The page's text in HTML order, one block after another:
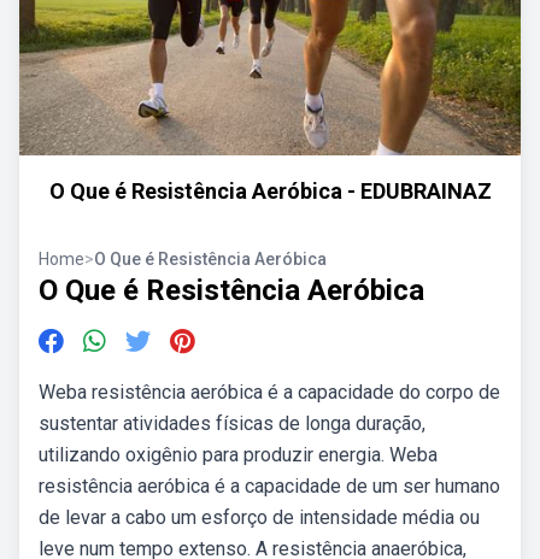
O Que é Resistência Aeróbica - EDUBRAINAZ
Home>O Que é Resistência Aeróbica
O Que é Resistência Aeróbica
Weba resistência aeróbica é a capacidade do corpo de
sustentar atividades físicas de longa duração,
utilizando oxigênio para produzir energia. Weba
resistência aeróbica é a capacidade de um ser humano
de levar a cabo um esforço de intensidade média ou
leve num tempo extenso. A resistência anaeróbica,